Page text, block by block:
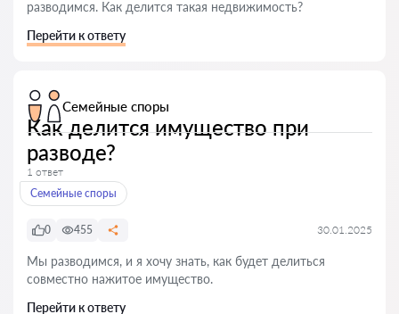
разводимся. Как делится такая недвижимость?
Перейти к ответу
Семейные споры
Как делится имущество при
разводе?
1 ответ
Семейные споры
0 455 30.01.2025
Мы разводимся, и я хочу знать, как будет делиться
совместно нажитое имущество.
Перейти к ответу